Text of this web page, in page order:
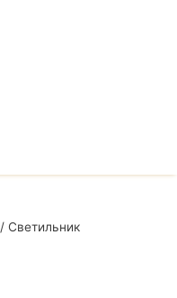
/ Светильник